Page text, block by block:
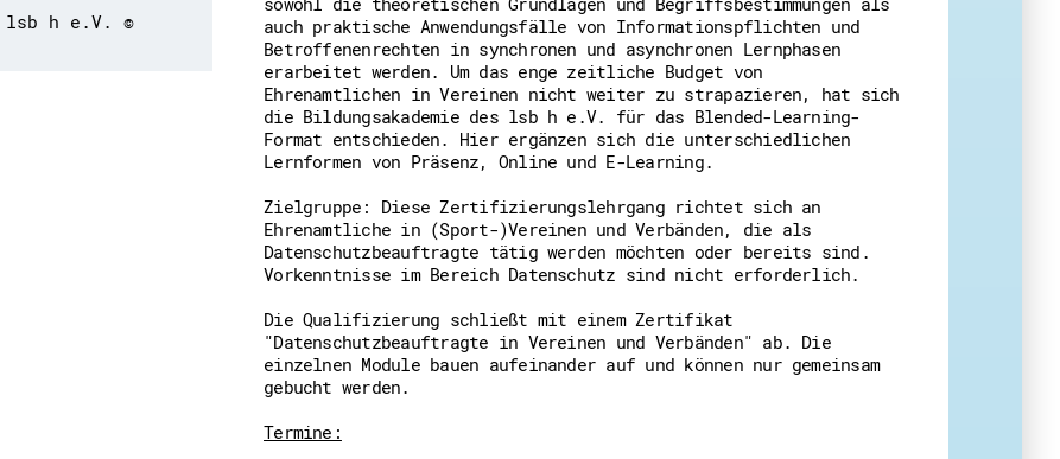
lsb h e.V. ©
auch praktische Anwendungsfälle von Informationspflichten und
Betroffenenrechten in synchronen und asynchronen Lernphasen
erarbeitet werden. Um das enge zeitliche Budget von
Ehrenamtlichen in Vereinen nicht weiter zu strapazieren, hat sich
die Bildungsakademie des lsb h e.V. für das Blended-Learning-
Format entschieden. Hier ergänzen sich die unterschiedlichen
Lernformen von Präsenz, Online und E-Learning.
Zielgruppe: Diese Zertifizierungslehrgang richtet sich an
Ehrenamtliche in (Sport-)Vereinen und Verbänden, die als
Datenschutzbeauftragte tätig werden möchten oder bereits sind.
Vorkenntnisse im Bereich Datenschutz sind nicht erforderlich.
Die Qualifizierung schließt mit einem Zertifikat
"Datenschutzbeauftragte in Vereinen und Verbänden" ab. Die
einzelnen Module bauen aufeinander auf und können nur gemeinsam
gebucht werden.
Termine: